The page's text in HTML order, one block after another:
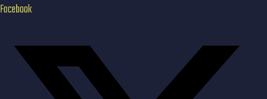
Facebook